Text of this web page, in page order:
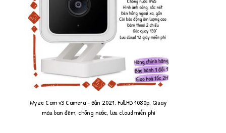
Wyze Cam v3 Camera - Bản 2021, FullHD 1080p, Quay
màu ban đêm, chống nước, lưu cloud miễn phí